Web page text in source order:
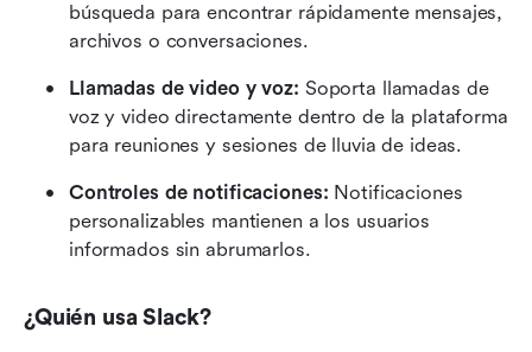
búsqueda para encontrar rápidamente mensajes,
archivos o conversaciones.
Llamadas de video y voz: Soporta llamadas de
voz y video directamente dentro de la plataforma
para reuniones y sesiones de lluvia de ideas.
Controles de notificaciones: Notificaciones
personalizables mantienen a los usuarios
informados sin abrumarlos.
¿Quién usa Slack?